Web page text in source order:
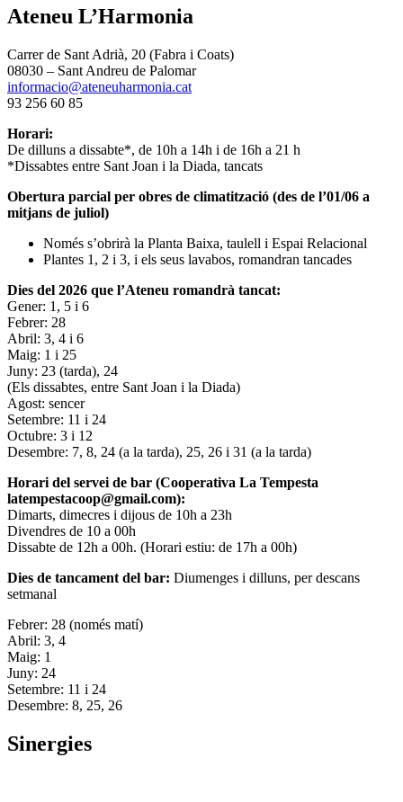
Ateneu L’Harmonia
Carrer de Sant Adrià, 20 (Fabra i Coats)
08030 – Sant Andreu de Palomar
informacio@ateneuharmonia.cat
93 256 60 85
Horari:
De dilluns a dissabte*, de 10h a 14h i de 16h a 21 h
*Dissabtes entre Sant Joan i la Diada, tancats
Obertura parcial per obres de climatització (des de l’01/06 a
mitjans de juliol)
Només s’obrirà la Planta Baixa, taulell i Espai Relacional
Plantes 1, 2 i 3, i els seus lavabos, romandran tancades
Dies del 2026 que l’Ateneu romandrà tancat:
Gener: 1, 5 i 6
Febrer: 28
Abril: 3, 4 i 6
Maig: 1 i 25
Juny: 23 (tarda), 24
(Els dissabtes, entre Sant Joan i la Diada)
Agost: sencer
Setembre: 11 i 24
Octubre: 3 i 12
Desembre: 7, 8, 24 (a la tarda), 25, 26 i 31 (a la tarda)
Horari del servei de bar (Cooperativa La Tempesta
latempestacoop@gmail.com):
Dimarts, dimecres i dijous de 10h a 23h
Divendres de 10 a 00h
Dissabte de 12h a 00h. (Horari estiu: de 17h a 00h)
Dies de tancament del bar: Diumenges i dilluns, per descans
setmanal
Febrer: 28 (només matí)
Abril: 3, 4
Maig: 1
Juny: 24
Setembre: 11 i 24
Desembre: 8, 25, 26
Sinergies